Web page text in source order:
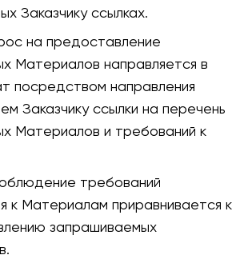
Заказчику ссылках.
на предоставление
Материалов направляется в
посредством направления
Заказчику ссылки на перечень
Материалов и требований к
требований
к Материалам приравнивается к
запрашиваемых